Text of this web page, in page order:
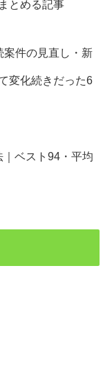
とめる記事
案件の見直し・新
変化続きだった6
｜ベスト94・平均